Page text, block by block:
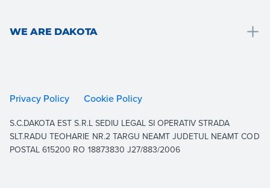
Gradina, teresa si zone exterioare
Consolidare și întărire structurală
Arată tot
Sisteme drive-on
Acoperis
Aerare
Roof
Building
WE ARE DAKOTA
Documentație
Lucrați cu noi
Privacy Policy Cookie Policy
S.C.DAKOTA EST S.R.L SEDIU LEGAL SI OPERATIV STRADA
SLT.RADU TEOHARIE NR.2 TARGU NEAMT JUDETUL NEAMT COD
POSTAL 615200 RO 18873830 J27/883/2006